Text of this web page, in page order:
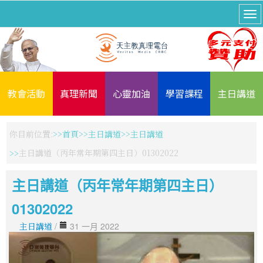
教會活動 真理新聞 心靈加油 學習課程 主日講道
你目前位置: 首頁 主日講道
主日講道
主日講道（丙年常年期第四主日）01302022
主日講道（丙年常年期第四主日）
01302022
主日講道 / 31 一月 2022